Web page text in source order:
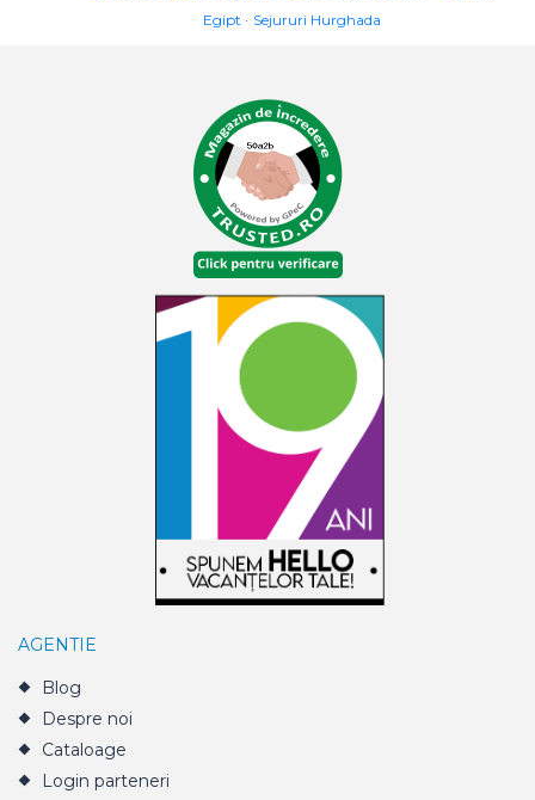
Egipt
Sejururi Hurghada
AGENTIE
Blog
Despre noi
Cataloage
Login parteneri